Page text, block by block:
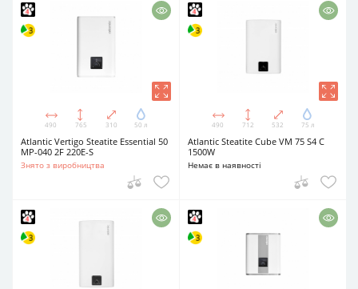
490 765 310 50 л
Atlantic Vertigo Steatite Essential 50
MP-040 2F 220E-S
Знято з виробництва
490 712 532 75 л
Atlantic Steatite Cube VM 75 S4 C
1500W
Немає в наявності